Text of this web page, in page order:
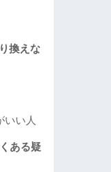
換えな
いい人
ある疑